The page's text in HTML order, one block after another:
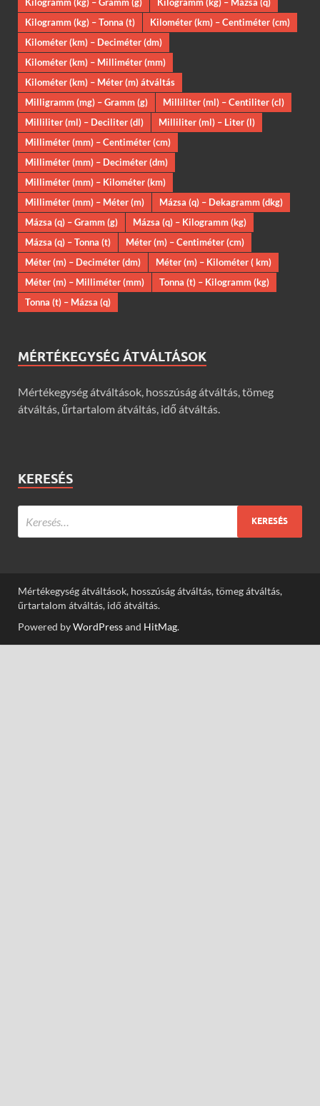
Kilogramm (kg) – Tonna (t)
Kilométer (km) – Centiméter (cm)
Kilométer (km) – Deciméter (dm)
Kilométer (km) – Milliméter (mm)
Kilométer (km) – Méter (m) átváltás
Milligramm (mg) – Gramm (g)
Milliliter (ml) – Centiliter (cl)
Milliliter (ml) – Deciliter (dl)
Milliliter (ml) – Liter (l)
Milliméter (mm) – Centiméter (cm)
Milliméter (mm) – Deciméter (dm)
Milliméter (mm) – Kilométer (km)
Milliméter (mm) – Méter (m)
Mázsa (q) – Dekagramm (dkg)
Mázsa (q) – Gramm (g)
Mázsa (q) – Kilogramm (kg)
Mázsa (q) – Tonna (t)
Méter (m) – Centiméter (cm)
Méter (m) – Deciméter (dm)
Méter (m) – Kilométer ( km)
Méter (m) – Milliméter (mm)
Tonna (t) – Kilogramm (kg)
Tonna (t) – Mázsa (q)
MÉRTÉKEGYSÉG ÁTVÁLTÁSOK
Mértékegység átváltások, hosszúság átváltás, tömeg
átváltás, űrtartalom átváltás, idő átváltás.
KERESÉS
Mértékegység átváltások, hosszúság átváltás, tömeg átváltás,
űrtartalom átváltás, idő átváltás.
Powered byWordPressand HitMag.